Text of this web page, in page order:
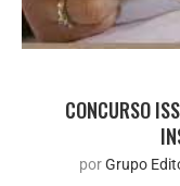
CONCURSO
porGrupo